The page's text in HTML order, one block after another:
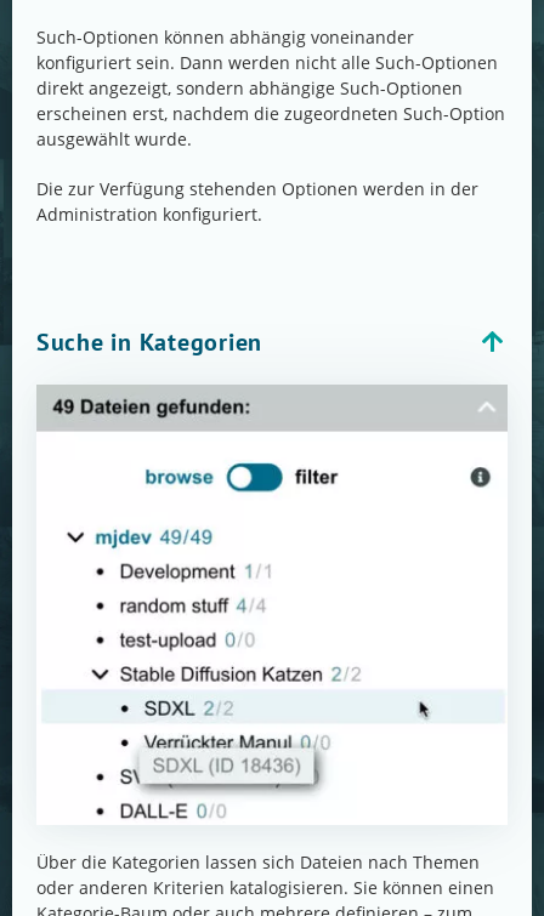
Such-Optionen können abhängig voneinander
konfiguriert sein. Dann werden nicht alle Such-Optionen
direkt angezeigt, sondern abhängige Such-Optionen
erscheinen erst, nachdem die zugeordneten Such-Option
ausgewählt wurde.
Die zur Verfügung stehenden Optionen werden in der
Administration konfiguriert.
Suche in Kategorien
Über die Kategorien lassen sich Dateien nach Themen
oder anderen Kriterien katalogisieren. Sie können einen